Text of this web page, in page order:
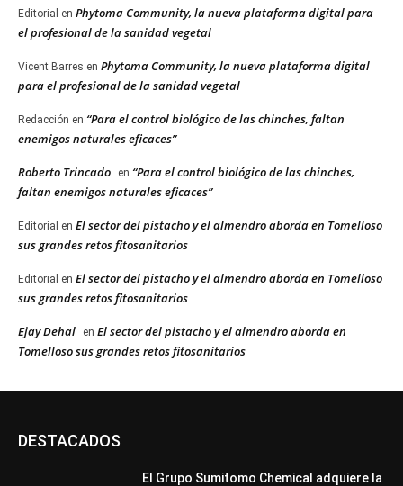
Editorial en Phytoma Community, la nueva plataforma digital para
el profesional de la sanidad vegetal
Vicent Barres en Phytoma Community, la nueva plataforma digital
para el profesional de la sanidad vegetal
Redacción en “Para el control biológico de las chinches, faltan
enemigos naturales eficaces”
Roberto Trincado en “Para el control biológico de las chinches,
faltan enemigos naturales eficaces”
Editorial en El sector del pistacho y el almendro aborda en Tomelloso
sus grandes retos fitosanitarios
Editorial en El sector del pistacho y el almendro aborda en Tomelloso
sus grandes retos fitosanitarios
Ejay Dehal en El sector del pistacho y el almendro aborda en
Tomelloso sus grandes retos fitosanitarios
DESTACADOS
El Grupo Sumitomo Chemical adquiere la